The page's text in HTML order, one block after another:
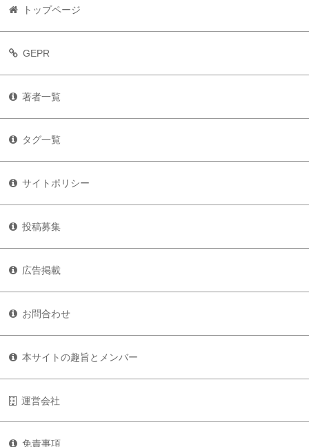
トップページ
GEPR
著者一覧
タグ一覧
サイトポリシー
投稿募集
広告掲載
お問合わせ
本サイトの趣旨とメンバー
運営会社
免責事項